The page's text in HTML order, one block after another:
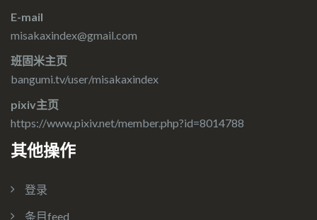
E-mail
misakaxindex@gmail.com
班固米主页
bangumi.tv/user/misakaxindex
pixiv主页
https://www.pixiv.net/member.php?id=8014788
其他操作
登录
条目feed